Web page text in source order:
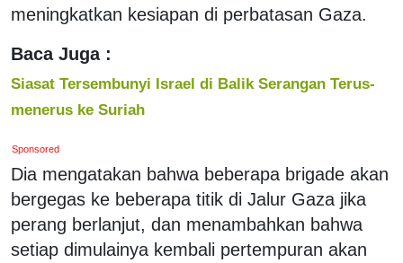
meningkatkan kesiapan di perbatasan Gaza.
Baca Juga :
Siasat Tersembunyi Israel di Balik Serangan Terus-
menerus ke Suriah
Sponsored
Dia mengatakan bahwa beberapa brigade akan
bergegas ke beberapa titik di Jalur Gaza jika
perang berlanjut, dan menambahkan bahwa
setiap dimulainya kembali pertempuran akan